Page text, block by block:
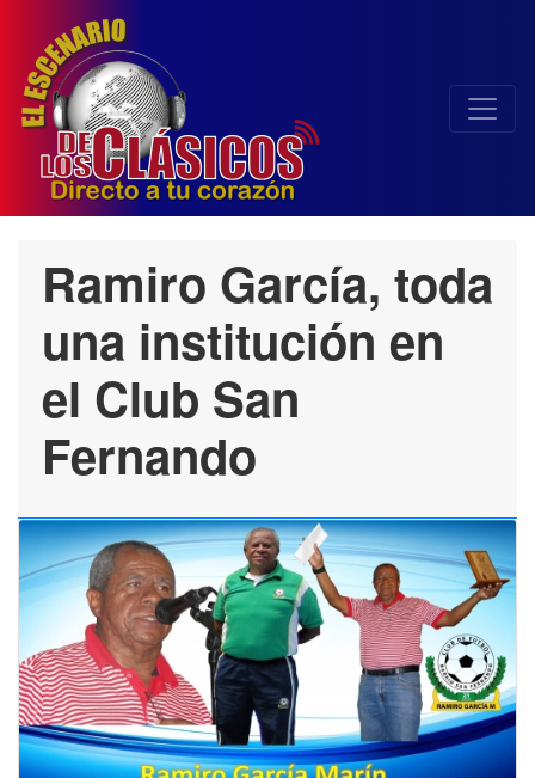
Ramiro García, toda
una institución en
el Club San
Fernando